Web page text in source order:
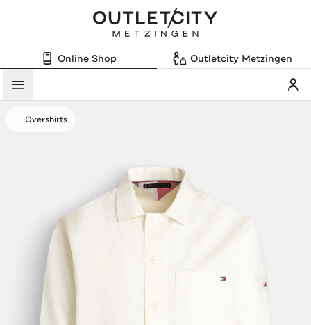
Online Shop Outletcity Metzingen
Menü
Overshirts